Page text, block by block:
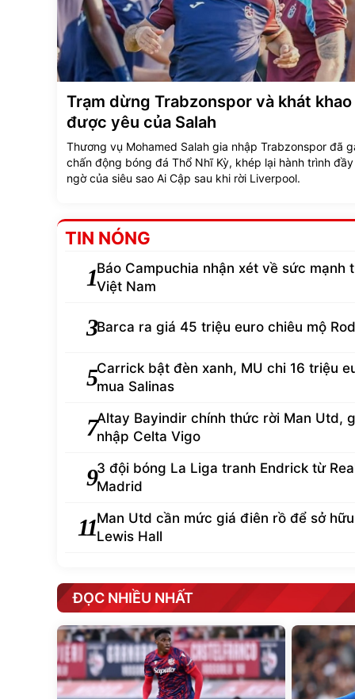
Trạm dừng Trabzonspor và khát khao
được yêu của Salah
Thương vụ Mohamed Salah gia nhập Trabzonspor đã
chấn động bóng đá Thổ Nhĩ Kỳ, khép lại hành trình
ngờ của siêu sao Ai Cập sau khi rời Liverpool.
TIN NÓNG
1Báo Campuchia nhận xét về sức mạnh
Việt Nam
3Barca ra giá 45 triệu euro chiêu mộ
5Carrick bật đèn xanh, MU chi 16 triệu
mua Salinas
7Altay Bayindir chính thức rời Man Utd,
nhập Celta Vigo
93 đội bóng La Liga tranh Endrick từ
Madrid
11Man Utd cần mức giá điên rồ để sở hữu
Lewis Hall
ĐỌC NHIỀU NHẤT